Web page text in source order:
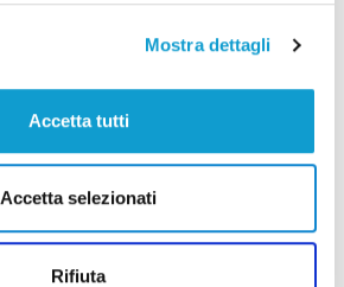
Mostra dettagli
Accetta tutti
Accetta selezionati
Rifiuta